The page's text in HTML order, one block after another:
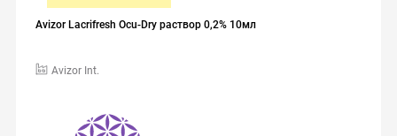
Avizor Lacrifresh Ocu-Dry раствор 0,2% 10мл
Avizor Int.